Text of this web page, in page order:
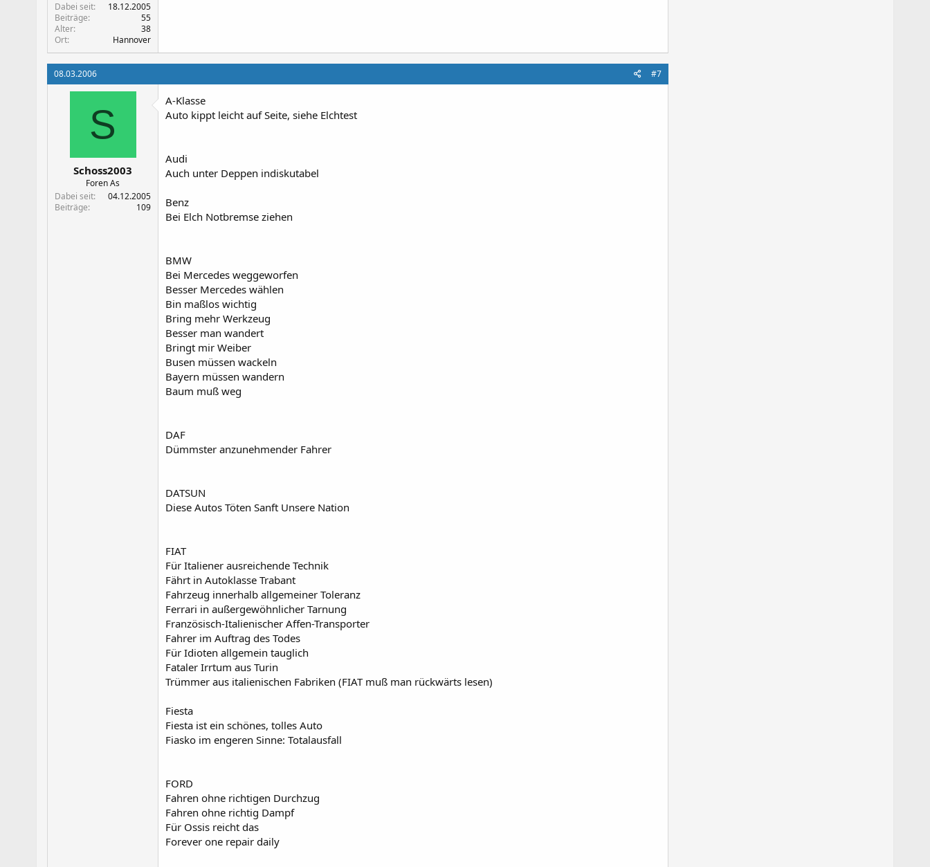
Dabei seit
18.12.2005
Beiträge
55
Alter
38
Ort
Hannover
08.03.2006 #7
S
Schoss2003
Foren As
Dabei seit
04.12.2005
Beiträge
109
A-Klasse
Auto kippt leicht auf Seite, siehe Elchtest
Audi
Auch unter Deppen indiskutabel
Benz
Bei Elch Notbremse ziehen
BMW
Bei Mercedes weggeworfen
Besser Mercedes wählen
Bin maßlos wichtig
Bring mehr Werkzeug
Besser man wandert
Bringt mir Weiber
Busen müssen wackeln
Bayern müssen wandern
Baum muß weg
DAF
Dümmster anzunehmender Fahrer
DATSUN
Diese Autos Töten Sanft Unsere Nation
FIAT
Für Italiener ausreichende Technik
Fährt in Autoklasse Trabant
Fahrzeug innerhalb allgemeiner Toleranz
Ferrari in außergewöhnlicher Tarnung
Französisch-Italienischer Affen-Transporter
Fahrer im Auftrag des Todes
Für Idioten allgemein tauglich
Fataler Irrtum aus Turin
Trümmer aus italienischen Fabriken (FIAT muß man rückwärts lesen)
Fiesta
Fiesta ist ein schönes, tolles Auto
Fiasko im engeren Sinne: Totalausfall
FORD
Fahren ohne richtigen Durchzug
Fahren ohne richtig Dampf
Für Ossis reicht das
Forever one repair daily